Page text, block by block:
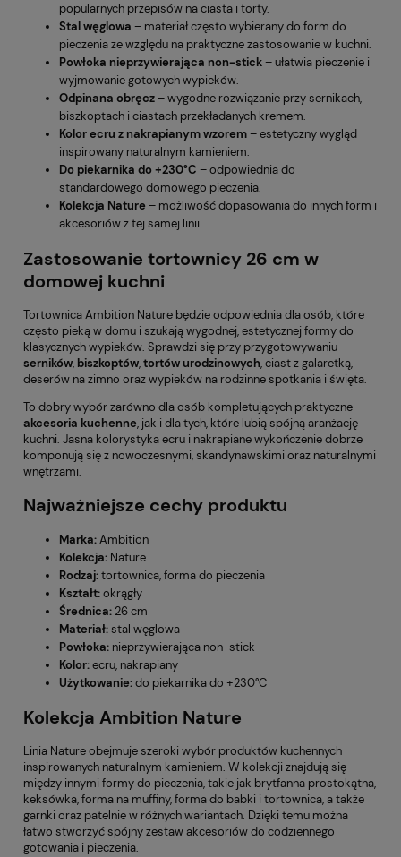
popularnych przepisów na ciasta i torty.
Stal węglowa – materiał często wybierany do form do
pieczenia ze względu na praktyczne zastosowanie w kuchni.
Powłoka nieprzywierająca non-stick– ułatwia pieczenie i
wyjmowanie gotowych wypieków.
Odpinana obręcz– wygodne rozwiązanie przy sernikach,
biszkoptach i ciastach przekładanych kremem.
Kolor ecru z nakrapianym wzorem– estetyczny wygląd
inspirowany naturalnym kamieniem.
Do piekarnika do +230°C – odpowiednia do
standardowego domowego pieczenia.
Kolekcja Nature– możliwość dopasowania do innych form i
akcesoriów z tej samej linii.
Zastosowanie tortownicy 26 cm w
domowej kuchni
Tortownica Ambition Nature będzie odpowiednia dla osób, które
często pieką w domu i szukają wygodnej, estetycznej formy do
klasycznych wypieków. Sprawdzi się przy przygotowywaniu
serników, biszkoptów,tortów urodzinowych, ciast z galaretką,
deserów na zimno oraz wypieków na rodzinne spotkania i święta.
To dobry wybór zarówno dla osób kompletujących praktyczne
akcesoria kuchenne, jak i dla tych, które lubią spójną aranżację
kuchni. Jasna kolorystyka ecru i nakrapiane wykończenie dobrze
komponują się z nowoczesnymi, skandynawskimi oraz naturalnymi
wnętrzami.
Najważniejsze cechy produktu
Marka:Ambition
Kolekcja: Nature
Rodzaj:tortownica, forma do pieczenia
Kształt:okrągły
Średnica: 26 cm
Materiał:stal węglowa
Powłoka: nieprzywierająca non-stick
Kolor:ecru, nakrapiany
Użytkowanie:do piekarnika do +230°C
Kolekcja Ambition Nature
Linia Nature obejmuje szeroki wybór produktów kuchennych
inspirowanych naturalnym kamieniem. W kolekcji znajdują się
między innymi formy do pieczenia, takie jak brytfanna prostokątna,
keksówka, forma na muffiny, forma do babki i tortownica, a także
garnki oraz patelnie w różnych wariantach. Dzięki temu można
łatwo stworzyć spójny zestaw akcesoriów do codziennego
gotowania i pieczenia.